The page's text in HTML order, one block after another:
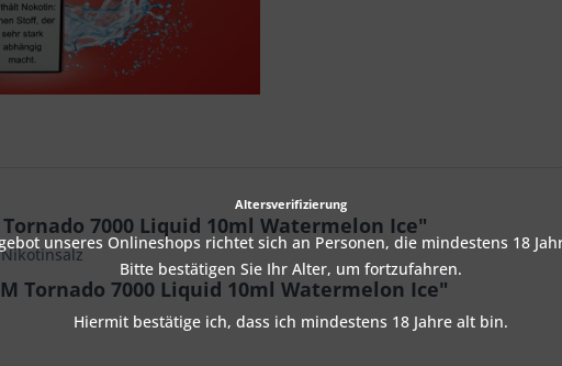
7000 Liquid 10ml Watermelon Ice"
Tornado 7000 Liquid 10ml Watermelon Ice"
Altersverifizierung
unseres Onlineshops richtet sich an Personen, die mindestens 18
Bitte bestätigen Sie Ihr Alter, um fortzufahren.
Hiermit bestätige ich, dass ich mindestens 18 Jahre alt bin.